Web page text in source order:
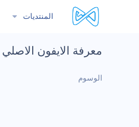
المنتديات
معرفة الايفون
الوسوم